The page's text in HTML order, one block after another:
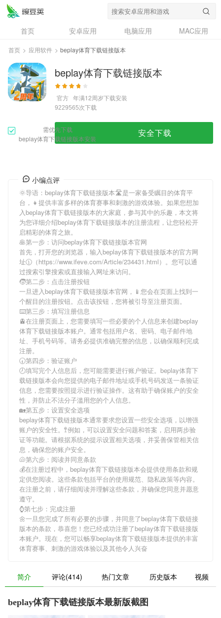
首页 安卓应用 电脑应用
MAC应用
资讯
专题
问答
首页 > 应用软件 > beplay体育下载链接版本
beplay体育下载链接版本
官方 年满12周岁下载安装
9229565次下载
需优先下载
beplay体育下载链接版本安装
安全下载
小编点评
🌞导语： beplay体育下载链接版本🛣是一家备受瞩目的体育平
台，👧提供丰富多样的体育赛事和刺激的游戏体验。如果您想加
入beplay体育下载链接版本的大家庭，参与其中的乐趣，本文将
为您详细介绍beplay体育下载链接版本的注册流程，让您轻松开
启精彩的体育之旅。
🥞第一步：访问beplay体育下载链接版本官网
首先，打开您的浏览器，输入beplay体育下载链接版本的官方网
址🕦（https://www.ifeve.com/Article/234431.html）。您可以通
过搜索引擎搜索或直接输入网址来访问。
🧒第二步：点击注册按钮
一旦进入beplay体育下载链接版本官网，📱您会在页面上找到一
个醒目的注册按钮。点击该按钮，您将被引导至注册页面。
⌨️第三步：填写注册信息
🚊在注册页面上，您需要填写一些必要的个人信息来创建beplay
体育下载链接版本账户。通常包括用户名、密码、电子邮件地
址、手机号码等。请务必提供准确完整的信息，以确保顺利完成
注册。
🕢第四步：验证账户
🕗填写完个人信息后，您可能需要进行账户验证。 beplay体育下
载链接版本会向您提供的电子邮件地址或手机号码发送一条验证
信息，您需要按照提示进行验证操作。这有助于确保账户的安全
性，并防止不法分子滥用您的个人信息。
🏡第五步：设置安全选项
beplay体育下载链接版本通常要求您设置一些安全选项，以增强
账户的安全性。🚏例如，可以设置安全问题和答案，启用两步验
证等功能。请根据系统的提示设置相关选项，并妥善保管相关信
息，确保您的账户安全。
🐚第六步：阅读并同意条款
💰在注册过程中， beplay体育下载链接版本会提供使用条款和规
定供您阅读。这些条款包括平台的使用规范、隐私政策等内容。
在注册之前，请仔细阅读并理解这些条款，并确保您同意并愿意
遵守。
⌚️第七步：完成注册
🌼一旦您完成了所有必要的步骤，并同意了beplay体育下载链接
版本的条款，恭喜您！您已经成功注册了beplay体育下载链接版
本账户。现在，您可以畅享beplay体育下载链接版本提供的丰富
体育赛事、刺激的游戏体验以及其他令人兴奋
简介 评论(414) 热门文章 历史版本 视频
beplay体育下载链接版本最新版截图